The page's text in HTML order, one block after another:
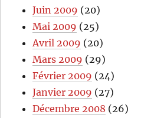
Juin 2009 (20)
Mai 2009 (25)
Avril 2009 (20)
Mars 2009 (29)
Février 2009 (24)
Janvier 2009 (27)
Décembre 2008 (26)